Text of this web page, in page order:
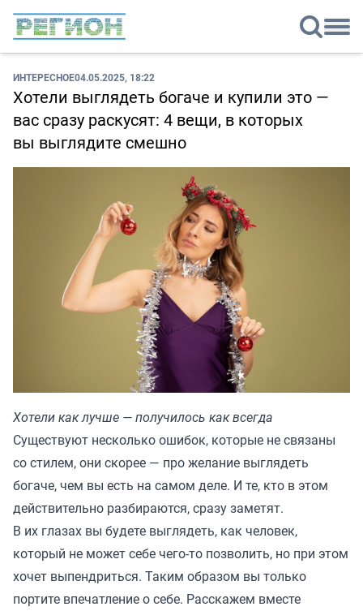
ИНТЕРЕСНОЕ04.05.2025, 18:22
Хотели выглядеть богаче и купили это —
вас сразу раскусят: 4 вещи, в которых
вы выглядите смешно
Хотели как лучше — получилось как всегда
Существуют несколько ошибок, которые не связаны
со стилем, они скорее — про желание выглядеть
богаче, чем вы есть на самом деле. И те, кто в этом
действительно разбираются, сразу заметят.
В их глазах вы будете выглядеть, как человек,
который не может себе чего-то позволить, но при этом
хочет выпендриться. Таким образом вы только
портите впечатление о себе. Расскажем вместе